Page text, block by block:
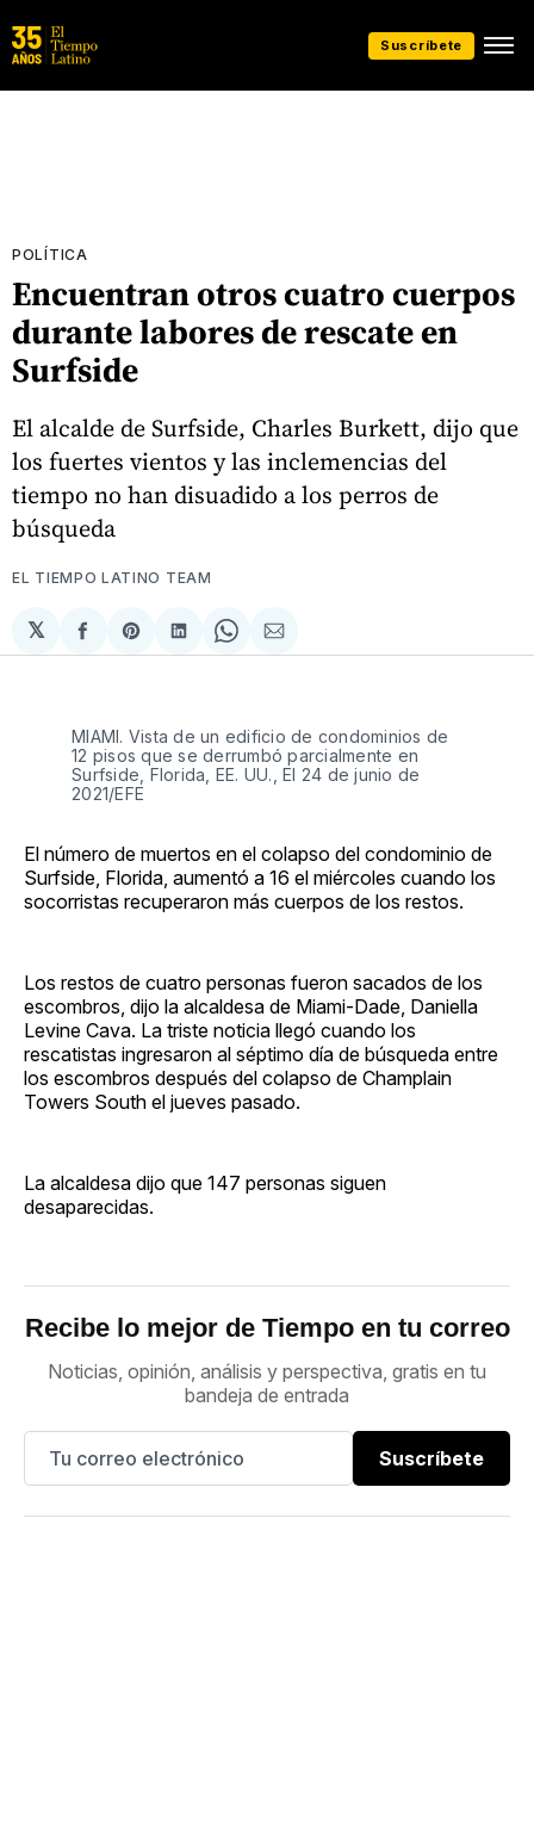
Suscríbete
POLÍTICA
Encuentran otros cuatro cuerpos
durante labores de rescate en
Surfside
El alcalde de Surfside, Charles Burkett, dijo que
los fuertes vientos y las inclemencias del
tiempo no han disuadido a los perros de
búsqueda
EL TIEMPO LATINO TEAM
𝕏
Compartir
en
Share
on
Compartir
en
Share
on
Compartir
via
MIAMI. Vista de un edificio de condominios de
12 pisos que se derrumbó parcialmente en
Surfside, Florida, EE. UU., El 24 de junio de
2021/EFE
El número de muertos en el colapso del condominio de
Surfside, Florida, aumentó a 16 el miércoles cuando los
socorristas recuperaron más cuerpos de los restos.
Los restos de cuatro personas fueron sacados de los
escombros, dijo la alcaldesa de Miami-Dade, Daniella
Levine Cava. La triste noticia llegó cuando los
rescatistas ingresaron al séptimo día de búsqueda entre
los escombros después del colapso de Champlain
Towers South el jueves pasado.
La alcaldesa dijo que 147 personas siguen
desaparecidas.
Recibe lo mejor de Tiempo en tu correo
Noticias, opinión, análisis y perspectiva, gratis en tu
bandeja de entrada
Suscríbete